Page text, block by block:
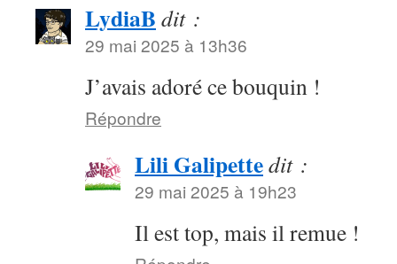
LydiaB dit :
29 mai 2025 à 13h36
J’avais adoré ce bouquin !
Répondre
Lili Galipettedit :
29 mai 2025 à 19h23
Il est top, mais il remue !